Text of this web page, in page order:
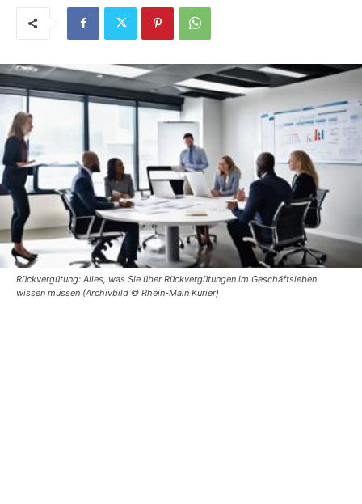
Rückvergütung: Alles, was Sie über Rückvergütungen im Geschäftsleben
wissen müssen (Archivbild © Rhein-Main Kurier)